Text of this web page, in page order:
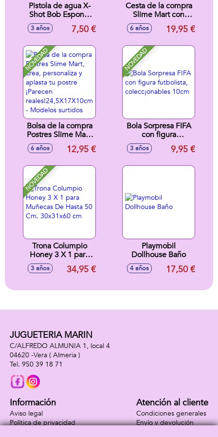
Pistola de agua X-
Shot Bob Esponja
10X14,8X4,5cm -
Modelos surtidos
3 años 7,50 €
Cesta de la compra
Slime Mart con
Comida, crea,
personaliza y
¡Parecen
reales!18,2X24,5X14,5cm
- Modelos surtidos
6 años 19,95 €
NOVEDAD
Bolsa de la compra
Postres Slime Mart,
crea, personaliza y
aplasta tu postre
reales!24,5X17X10cm
- Modelos surtidos
6 años 12,95 €
NOVEDAD
Bola Sorpresa FIFA
con figura
futbolista,
colecc¡onables
3 años 9,95 €
NOVEDAD
Trona Columpio
Honey 3 X 1 para
Muñecas De Hasta
50 Cm. 30x31x60
3 años 34,95 €
Playmobil
Dollhouse Baño
4 años 17,50 €
JUGUETERIA MARIN
C/ALFREDO ALMUNIA 1, local 4
04620 -Vera ( Almeria )
950 39 18 71
Información
Aviso legal
Política de privacidad
Atención al cliente
Condiciones generales
Envío y devolución